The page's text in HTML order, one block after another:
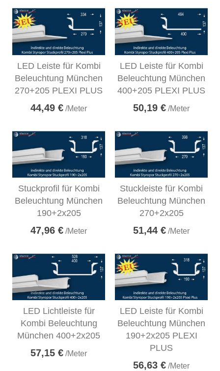
LED Leiste für Kombi
Beleuchtung München
270+205 PLEXI PLUS
44,49 € /Meter
LED Leiste für Kombi
Beleuchtung München
400+205 PLEXI PLUS
50,19 € /Meter
Stuckprofil für Kombi
Beleuchtung München
190+2x205
47,96 € /Meter
Stuckleiste für Kombi
Beleuchtung München
270+2x205
51,44 € /Meter
LED Lichtleiste für
Kombi Beleuchtung
München 400+2x205
57,15 € /Meter
LED Leiste für Kombi
Beleuchtung München
190+2x205 PLEXI
PLUS
56,63 € /Meter